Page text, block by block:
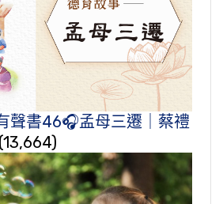
聲書46🎧孟母三遷｜蔡禮
(13,664)